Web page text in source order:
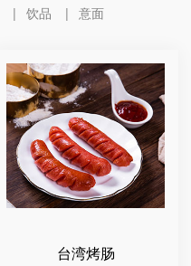
饮品 意面
台湾烤肠